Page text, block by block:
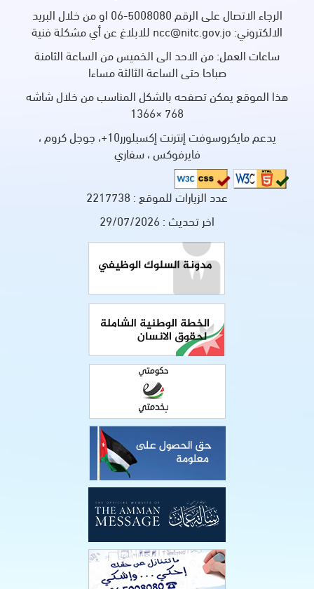
الرجاء الاتصال على الرقم 5008080-06 او من خلال البريد
الالكتروني: ncc@nitc.gov.jo للابلاغ عن أي مشكلة فنية
ساعات العمل: من الاحد الى الخميس من الساعة الثامنة
صباحا حتى الساعة الثالثة مساءا
هذا الموقع يمكن تصفحه بالشكل المناسب من خلال شاشه
768 ×1366
يدعم مايكروسوفت إنترنت إكسبلورر10+، جوجل كروم ،
فايرفوكس ، سفاري
عدد الزيارات للموقع : 2217738
اخر تحديث : 29/07/2026